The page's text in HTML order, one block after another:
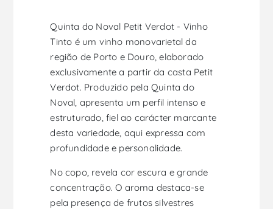
Quinta do Noval Petit Verdot - Vinho
Tinto é um vinho monovarietal da
região de Porto e Douro, elaborado
exclusivamente a partir da casta Petit
Verdot. Produzido pela Quinta do
Noval, apresenta um perfil intenso e
estruturado, fiel ao carácter marcante
desta variedade, aqui expressa com
profundidade e personalidade.
No copo, revela cor escura e grande
concentração. O aroma destaca-se
pela presença de frutos silvestres